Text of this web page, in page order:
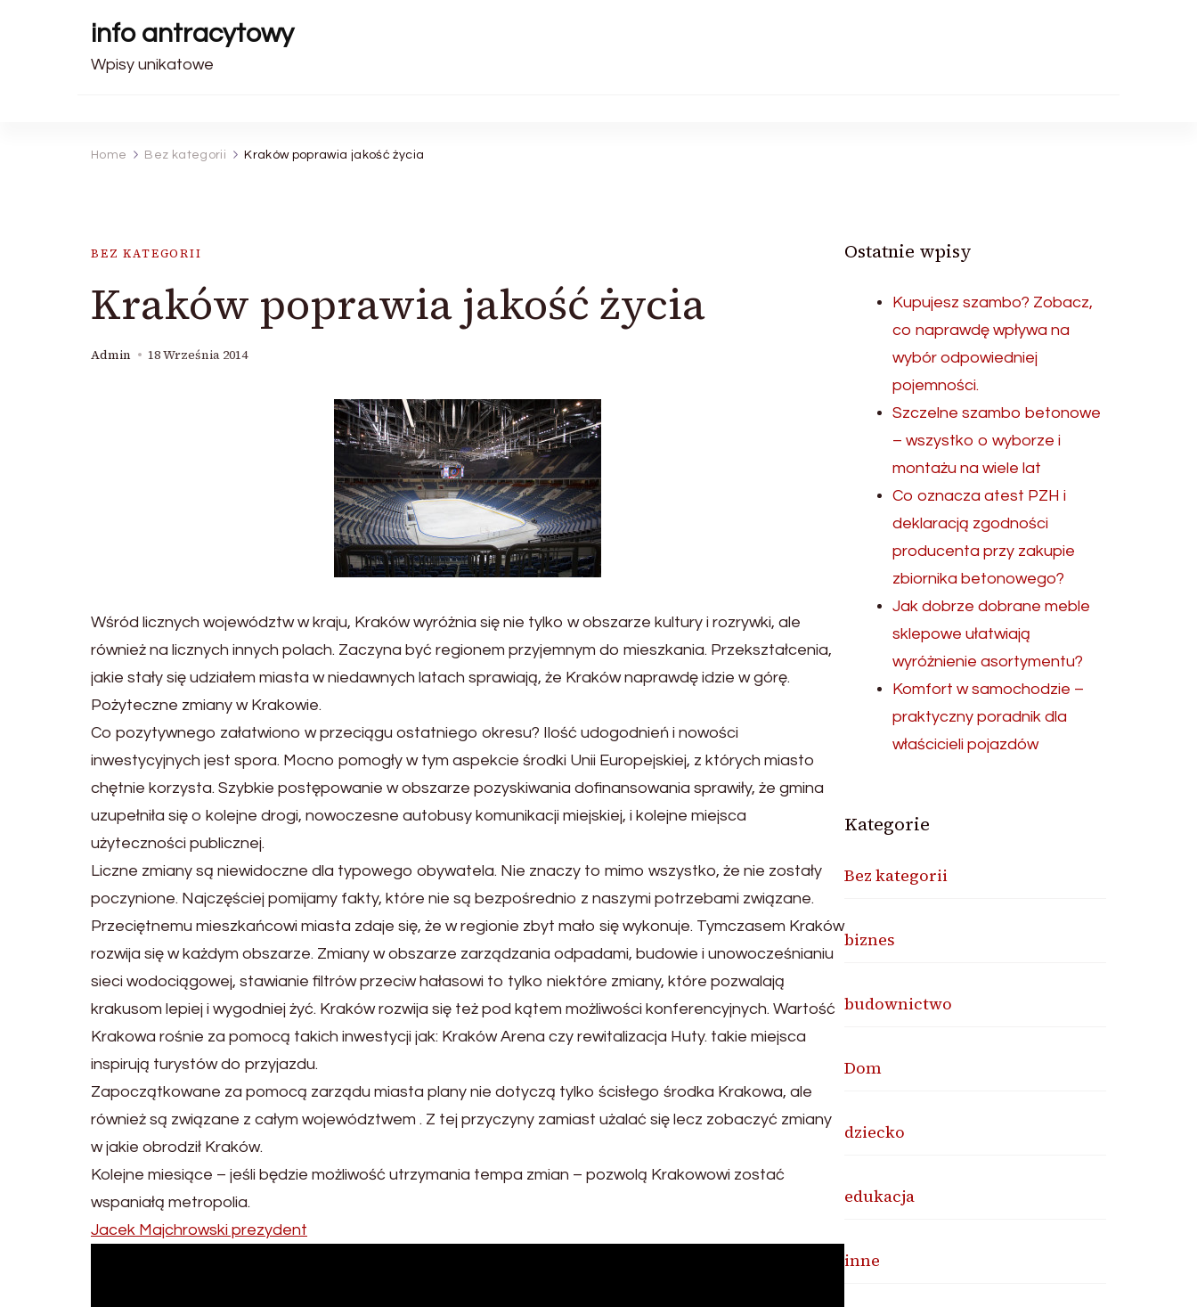
info antracytowy
Wpisy unikatowe
Home Bez kategorii Kraków poprawia jakość życia
BEZ KATEGORII
Kraków poprawia jakość życia
Admin 18 Września 2014
Wśród licznych województw w kraju, Kraków wyróżnia się nie tylko w obszarze kultury i rozrywki, ale
również na licznych innych polach. Zaczyna być regionem przyjemnym do mieszkania. Przekształcenia,
jakie stały się udziałem miasta w niedawnych latach sprawiają, że Kraków naprawdę idzie w górę.
Pożyteczne zmiany w Krakowie.
Co pozytywnego załatwiono w przeciągu ostatniego okresu? Ilość udogodnień i nowości
inwestycyjnych jest spora. Mocno pomogły w tym aspekcie środki Unii Europejskiej, z których miasto
chętnie korzysta. Szybkie postępowanie w obszarze pozyskiwania dofinansowania sprawiły, że gmina
uzupełniła się o kolejne drogi, nowoczesne autobusy komunikacji miejskiej, i kolejne miejsca
użyteczności publicznej.
Liczne zmiany są niewidoczne dla typowego obywatela. Nie znaczy to mimo wszystko, że nie zostały
poczynione. Najczęściej pomijamy fakty, które nie są bezpośrednio z naszymi potrzebami związane.
Przeciętnemu mieszkańcowi miasta zdaje się, że w regionie zbyt mało się wykonuje. Tymczasem Kraków
rozwija się w każdym obszarze. Zmiany w obszarze zarządzania odpadami, budowie i unowocześnianiu
sieci wodociągowej, stawianie filtrów przeciw hałasowi to tylko niektóre zmiany, które pozwalają
krakusom lepiej i wygodniej żyć. Kraków rozwija się też pod kątem możliwości konferencyjnych. Wartość
Krakowa rośnie za pomocą takich inwestycji jak: Kraków Arena czy rewitalizacja Huty. takie miejsca
inspirują turystów do przyjazdu.
Zapoczątkowane za pomocą zarządu miasta plany nie dotyczą tylko ścisłego środka Krakowa, ale
również są związane z całym województwem . Z tej przyczyny zamiast użalać się lecz zobaczyć zmiany
w jakie obrodził Kraków.
Kolejne miesiące – jeśli będzie możliwość utrzymania tempa zmian – pozwolą Krakowowi zostać
wspaniałą metropolia.
Jacek Majchrowski prezydent
Ostatnie wpisy
Kupujesz szambo? Zobacz,
co naprawdę wpływa na
wybór odpowiedniej
pojemności.
Szczelne szambo betonowe
– wszystko o wyborze i
montażu na wiele lat
Co oznacza atest PZH i
deklaracją zgodności
producenta przy zakupie
zbiornika betonowego?
Jak dobrze dobrane meble
sklepowe ułatwiają
wyróżnienie asortymentu?
Komfort w samochodzie –
praktyczny poradnik dla
właścicieli pojazdów
Kategorie
Bez kategorii
biznes
budownictwo
Dom
dziecko
edukacja
inne